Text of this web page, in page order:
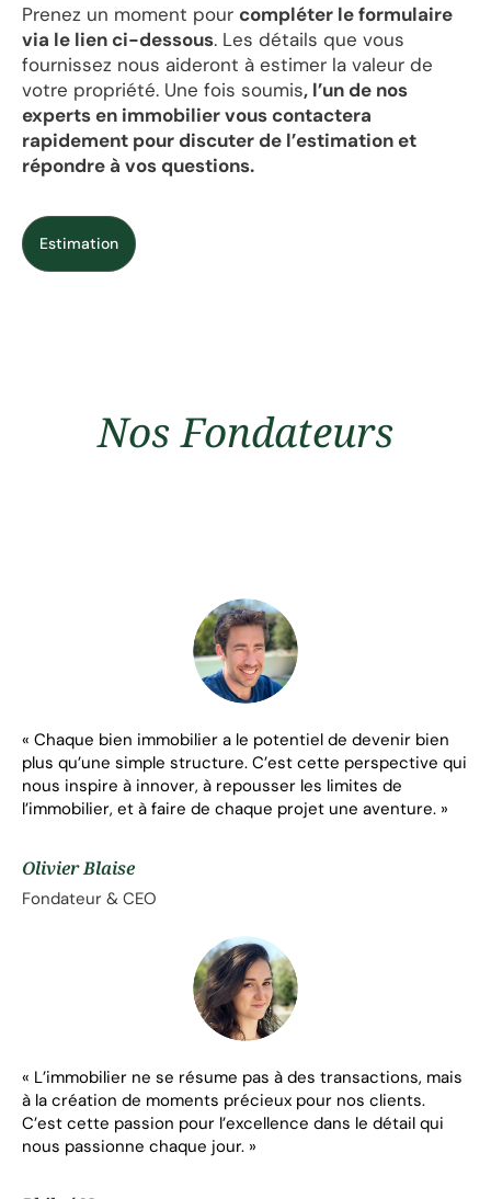
Prenez un moment pour compléter le formulaire
via le lien ci-dessous. Les détails que vous
fournissez nous aideront à estimer la valeur de
votre propriété. Une fois soumis, l’un de nos
experts en immobilier vous contactera
rapidement pour discuter de l’estimation et
répondre à vos questions.
Estimation
Nos Fondateurs
« Chaque bien immobilier a le potentiel de devenir bien
plus qu’une simple structure. C’est cette perspective qui
nous inspire à innover, à repousser les limites de
l’immobilier, et à faire de chaque projet une aventure. »
Olivier Blaise
Fondateur & CEO
« L’immobilier ne se résume pas à des transactions, mais
à la création de moments précieux pour nos clients.
C’est cette passion pour l’excellence dans le détail qui
nous passionne chaque jour. »